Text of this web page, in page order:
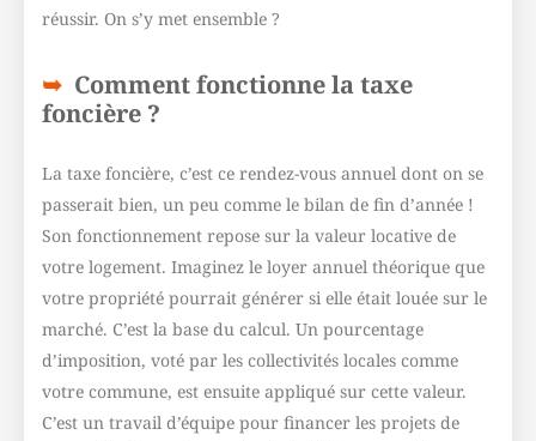
réussir. On s’y met ensemble ?
Comment fonctionne la taxe
foncière ?
La taxe foncière, c’est ce rendez-vous annuel dont on se
passerait bien, un peu comme le bilan de fin d’année !
Son fonctionnement repose sur la valeur locative de
votre logement. Imaginez le loyer annuel théorique que
votre propriété pourrait générer si elle était louée sur le
marché. C’est la base du calcul. Un pourcentage
d’imposition, voté par les collectivités locales comme
votre commune, est ensuite appliqué sur cette valeur.
C’est un travail d’équipe pour financer les projets de